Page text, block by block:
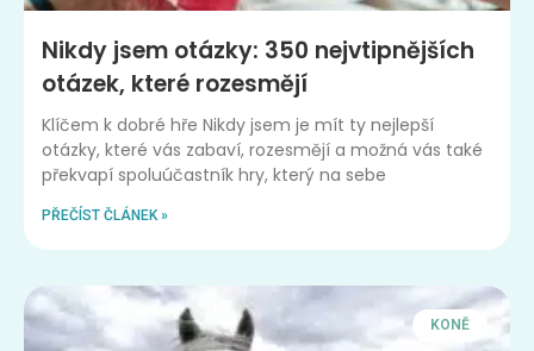
Nikdy jsem otázky: 350 nejvtipnějších
otázek, které rozesmějí
Klíčem k dobré hře Nikdy jsem je mít ty nejlepší
otázky, které vás zabaví, rozesmějí a možná vás také
překvapí spoluúčastník hry, který na sebe
PŘEČÍST ČLÁNEK »
KONĚ